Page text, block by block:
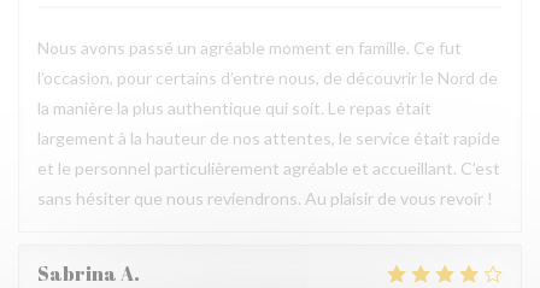
Nous avons passé un agréable moment en famille. Ce fut
l’occasion, pour certains d’entre nous, de découvrir le Nord de
la manière la plus authentique qui soit. Le repas était
largement à la hauteur de nos attentes, le service était rapide
et le personnel particulièrement agréable et accueillant. C’est
sans hésiter que nous reviendrons. Au plaisir de vous revoir !
SabrinaA